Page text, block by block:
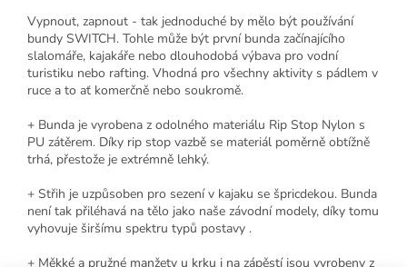
Vypnout, zapnout - tak jednoduché by mělo být používání
bundy SWITCH. Tohle může být první bunda začínajícího
slalomáře, kajakáře nebo dlouhodobá výbava pro vodní
turistiku nebo rafting. Vhodná pro všechny aktivity s pádlem v
ruce a to ať komerčně nebo soukromě.
+ Bunda je vyrobena z odolného materiálu Rip Stop Nylon s
PU zátěrem. Díky rip stop vazbě se materiál poměrně obtížně
trhá, přestože je extrémně lehký.
+ Střih je uzpůsoben pro sezení v kajaku se špricdekou. Bunda
není tak přiléhavá na tělo jako naše závodní modely, díky tomu
vyhovuje širšímu spektru typů postavy .
+ Měkké a pružné manžety u krku i na zápěstí jsou vyrobeny z